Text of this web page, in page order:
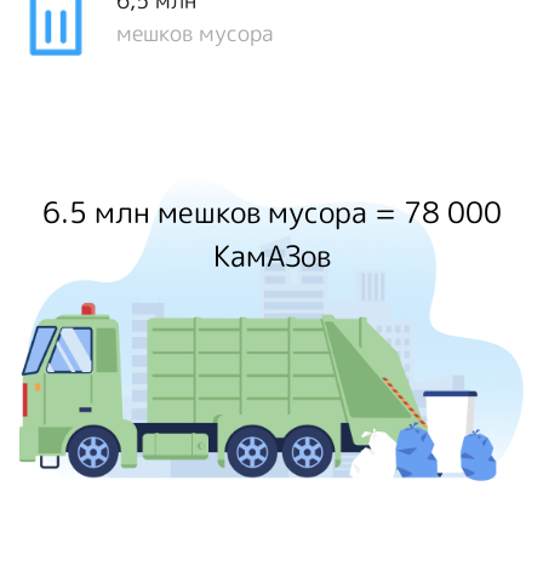
мешков мусора
6.5 млн мешков мусора = 78 000
КамАЗов